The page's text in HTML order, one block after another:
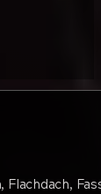
Flachdach,